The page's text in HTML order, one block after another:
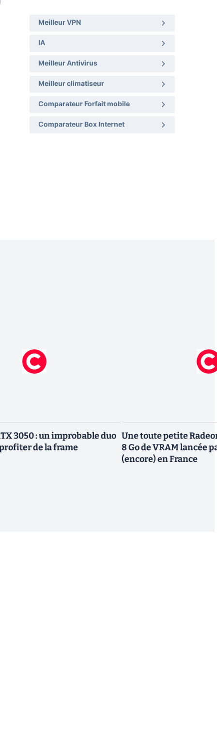
Meilleur VPN
IA
Meilleur Antivirus
Meilleur climatiseur
Comparateur Forfait mobile
Comparateur Box Internet
3050 : un improbable duo
de la frame
Une toute petite
8 Go de VRAM lancée
(encore) en France